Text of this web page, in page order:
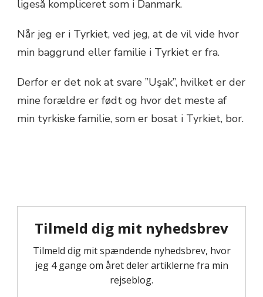
ligeså kompliceret som i Danmark.
Når jeg er i Tyrkiet, ved jeg, at de vil vide hvor
min baggrund eller familie i Tyrkiet er fra.
Derfor er det nok at svare ”Uşak”, hvilket er der
mine forældre er født og hvor det meste af
min tyrkiske familie, som er bosat i Tyrkiet, bor.